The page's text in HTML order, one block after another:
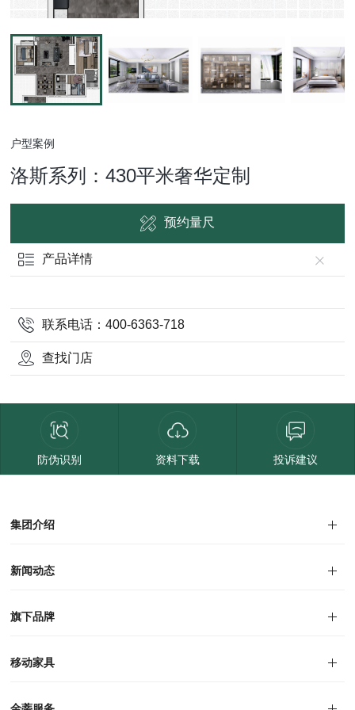
户型案例
洛斯系列：430平米奢华定制
预约量尺
产品详情
联系电话：400-6363-718
查找门店
防伪识别 资料下载 投诉建议
集团介绍
集团介绍
企业文化
人才招聘
商学院
VR全景展厅
董事长介绍
新闻动态
对外公告
家居资讯
旗下品牌
品牌文化
荣誉资质
产品专利
电子画册
移动家具
迪尚
西瑞
洛斯
里奥
洛卡
美舍
新古典
纯美